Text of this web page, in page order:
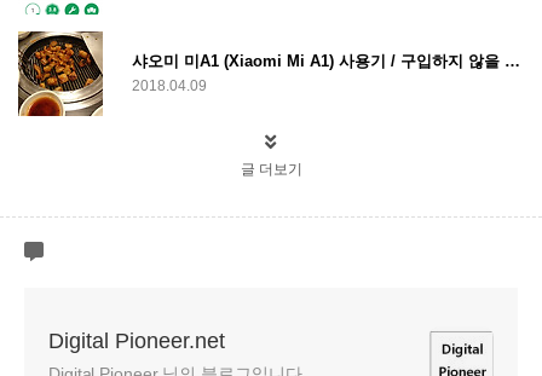
샤오미 미A1 (Xiaomi Mi A1) 사용기 / 구입하지 않을 이유가 없는 스마트폰
2018.04.09
글 더보기
Digital Pioneer.net